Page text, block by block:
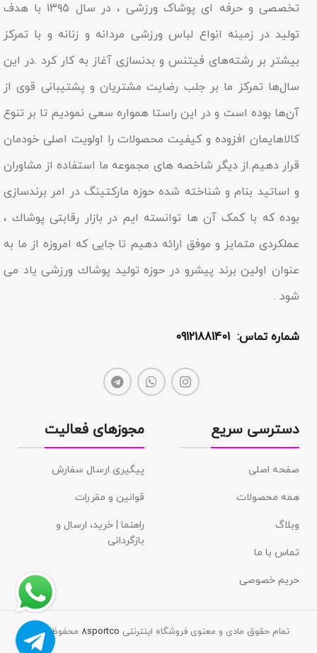
تخصصی و حرفه ای پوشاک ورزشی ، در سال ۱۳۹۵ با هدف
تولید در زمینه انواع لباس ورزشی مردانه و زنانه و با تمرکز
بیشتر بر رشته‌های فیتنس و بدنسازی آغاز به کار کرد .در این
سال‌ها تمرکز ما بر جلب رضایت مشتریان و پشتیبانی قوی از
آن‌ها بوده است و در این راستا همواره سعی نمودیم تا بر تنوع
کالاهایمان افزوده و کیفیت محصولات را اولویت اصلی خودمان
قرار دهیم.از دیگر شاخصه هاى مجموعه ما استفاده از مشاوران
و اساتید بنام و شناخته شده حوزه مارکتینگ در امر برندسازى
بوده که با کمک آن ها توانسته ایم در بازار رقابتى پوشاك ،
عملکردى متمایز و موفق ارائه دهیم تا جایى که امروزه از ما به
عنوان اولین برند پیشرو در حوزه تولید پوشاك ورزشی یاد مى
شود .
شماره تماس: 09121881401
دسترسی سریع
صفحه اصلی
همه محصولات
وبلاگ
تماس با ما
حریم خصوصی
مجوزهای فعالیت
پیگیری ارسال سفارش
قوانین و مقررات
راهنما | خرید، ارسال و
بازگردانی
تمام حقوق مادی و معنوی فروشگاه اینترنتی 8sportcoمحفوظ است.